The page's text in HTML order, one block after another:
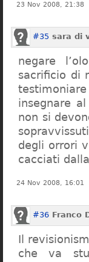
23 Nov 2008, 21:38
#35 sara di
negare
sacrificio di
insegnare
non si
degli orrori
cacciati
24 Nov 2008, 16:01
#36 Franco
Il
che va